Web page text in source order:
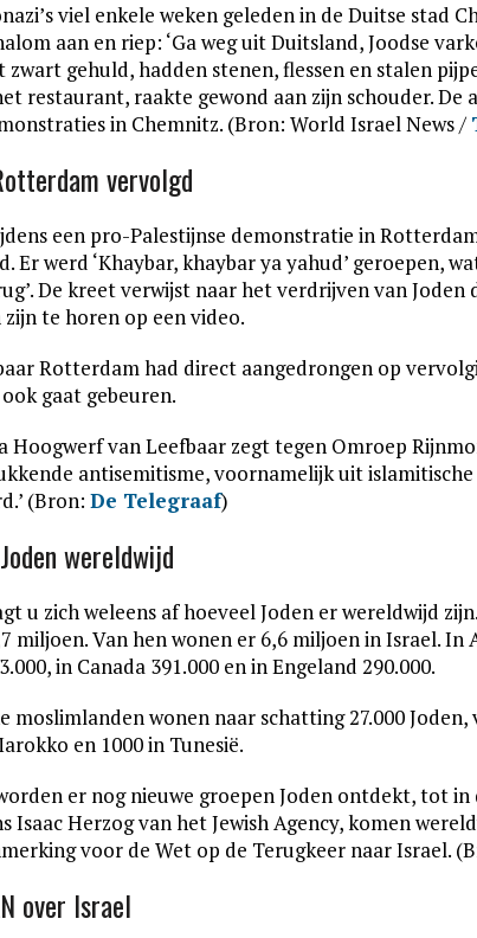
viel enkele weken geleden in de Duitse stad
aan en riep: ‘Ga weg uit Duitsland, Joodse
gehuld, hadden stenen, flessen en stalen
restaurant, raakte gewond aan zijn schouder.
in Chemnitz. (Bron: World Israel News /
vervolgd
een pro-Palestijnse demonstratie in
Er werd ‘Khaybar, khaybar ya yahud’ geroepen,
De kreet verwijst naar het verdrijven van
zijn te horen op een video.
Rotterdam had direct aangedrongen op
gaat gebeuren.
Hoogwerf van Leefbaar zegt tegen Omroep
antisemitisme, voornamelijk uit
(Bron: De Telegraaf)
wereldwijd
u zich weleens af hoeveel Joden er wereldwijd
miljoen. Van hen wonen er 6,6 miljoen in Israel.
in Canada 391.000 en in Engeland 290.000.
moslimlanden wonen naar schatting 27.000 Joden,
en 1000 in Tunesië.
er nog nieuwe groepen Joden ontdekt, tot in
Isaac Herzog van het Jewish Agency, komen
voor de Wet op de Terugkeer naar Israel.
over Israel